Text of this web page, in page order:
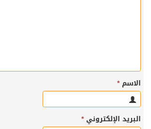
الاسم*
البريد الإلكتروني*